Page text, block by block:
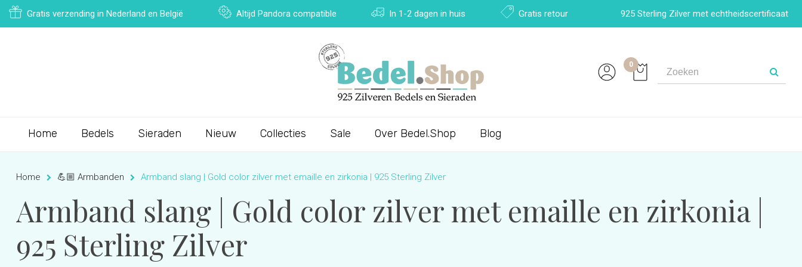
Gratis verzending in Nederland en België Altijd Pandora compatible In 1-2 dagen in huis Gratis retour 925 Sterling Zilver met echtheidscertificaat
0
Home Bedels Sieraden Nieuw Collecties Sale Over Bedel.Shop Blog
Home 💪🏼 Armbanden Armband slang | Gold color zilver met emaille en zirkonia | 925 Sterling Zilver
Armband slang | Gold color zilver met emaille en zirkonia |
925 Sterling Zilver